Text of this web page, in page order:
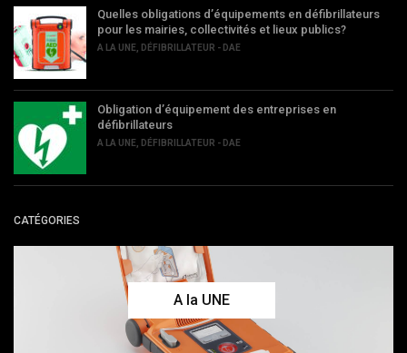
Quelles obligations d’équipements en défibrillateurs
pour les mairies, collectivités et lieux publics?
A LA UNE DÉFIBRILLATEUR - DAE
Obligation d’équipement des entreprises en
défibrillateurs
A LA UNE DÉFIBRILLATEUR - DAE
CATÉGORIES
A la UNE